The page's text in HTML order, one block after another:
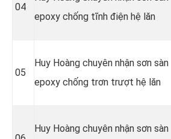
04
epoxy chống tĩnh điện hệ lăn
05
Huy Hoàng chuyên nhận sơn sàn
epoxy chống trơn trượt hệ lăn
Huy Hoàng chuyên nhận sơn sàn